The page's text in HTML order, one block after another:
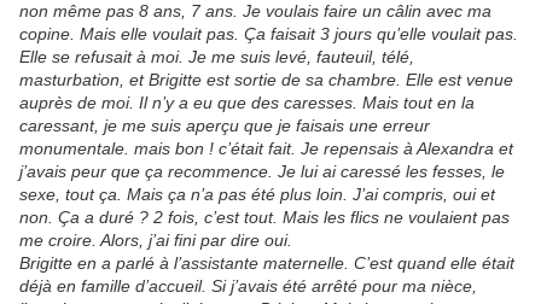
non même pas 8 ans, 7 ans. Je voulais faire un câlin avec ma
copine. Mais elle voulait pas. Ça faisait 3 jours qu’elle voulait pas.
Elle se refusait à moi. Je me suis levé, fauteuil, télé,
masturbation, et Brigitte est sortie de sa chambre. Elle est venue
auprès de moi. Il n’y a eu que des caresses. Mais tout en la
caressant, je me suis aperçu que je faisais une erreur
monumentale. mais bon ! c’était fait. Je repensais à Alexandra et
j’avais peur que ça recommence. Je lui ai caressé les fesses, le
sexe, tout ça. Mais ça n’a pas été plus loin. J’ai compris, oui et
non. Ça a duré ? 2 fois, c’est tout. Mais les flics ne voulaient pas
me croire. Alors, j’ai fini par dire oui.
Brigitte en a parlé à l’assistante maternelle. C’est quand elle était
déjà en famille d’accueil. Si j’avais été arrêté pour ma nièce,